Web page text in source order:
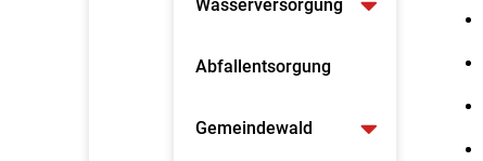
Wasserversorgung
Abfallentsorgung
Gemeindewald